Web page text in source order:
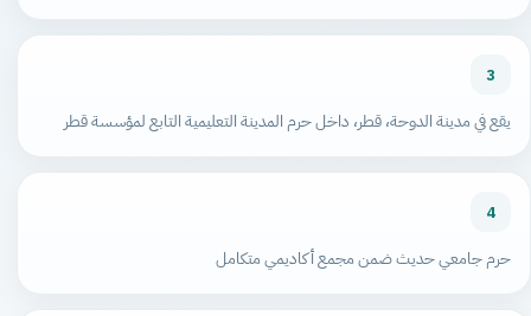
3
يقع في مدينة الدوحة، قطر، داخل حرم المدينة التعليمية التابع لمؤسسة قطر
4
حرم جامعي حديث ضمن مجمع أكاديمي متكامل